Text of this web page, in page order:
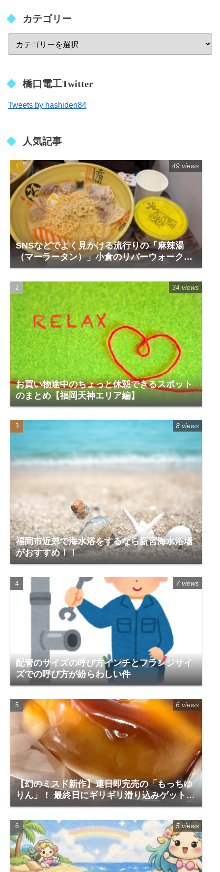
カテゴリー
橋口電工Twitter
Tweets by hashiden84
人気記事
SNSなどでよく見かける流行りの「麻辣湯
（マーラータン）」小倉のリバーウォーク1
階「福恩麻辣湯」
49 views
お買い物途中のちょっと休憩できるスポット
のまとめ【福岡天神エリア編】
34 views
福岡市近郊で海水浴をするなら新宮海水浴場
がおすすめ！！
8 views
配管のサイズの呼び方インチとフランジサイ
ズでの呼び方が紛らわしい件
7 views
【幻のミスド新作】連日即完売の「もっちゆ
りん」！ 最終日にギリギリ滑り込みゲットし
て食べてみた実食レポ
6 views
5 views